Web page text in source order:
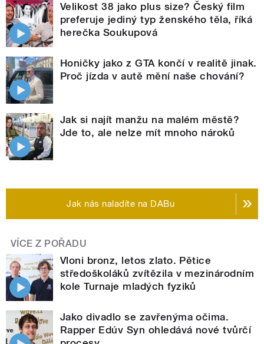
Velikost 38 jako plus size? Český film
preferuje jediný typ ženského těla, říká
herečka Soukupová
Honičky jako z GTA končí v realitě jinak.
Proč jízda v autě mění naše chování?
Jak si najít manžu na malém městě?
Jde to, ale nelze mít mnoho nároků
Jak nás naladíte na DABu
VÍCE Z POŘADU
Vloni bronz, letos zlato. Pětice
středoškoláků zvítězila v mezinárodním
kole Turnaje mladých fyziků
Jako divadlo se zavřenýma očima.
Rapper Edúv Syn ohledává nové tvůrčí